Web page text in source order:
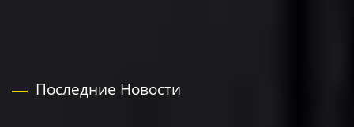
Последние Новости